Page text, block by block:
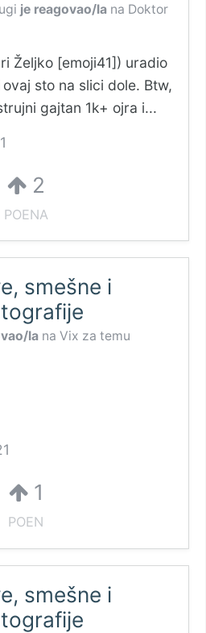
je reagovao/la na Doktor
Željko [emoji41]) uradio
sto na slici dole. Btw,
gajtan 1k+ ojra i...
2
POENA
smešne i
la na Vix za temu
1
POEN
smešne i